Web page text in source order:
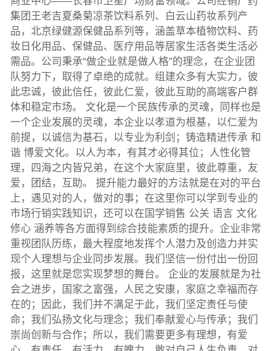
集团王老吉夏桑菊凉茶饮料系列、白云山药妆系列产
品，北京绿健源保健品系列等，涵盖草本植物饮料、药
妆日化用品、保健品、医疗用品等居家生活各类生活必
需品。公司秉承“做企业就是做人格”的理念，在企业团
队努力下，取得了卓绝的成就。组建众多有大实力，彼
此忠诚，彼此信任，彼此仁爱，彼此互助的高端客户群
体和稳定市场。 文化是一个民族传承的灵魂，同样也是
一个企业发展的灵魂，本企业以孝道为根基，以仁爱为
前提，以诚信为基石，以专业为利剑；铸造精进传承 和
谐 博爱文化。以人为本，有其才必得其位；人性化管
理，四海之内皆兄弟，在这个大家庭里，彼此尊重，友
爱，团结，互助。 提升能力最好的方法就是在对的平台
上，遇见对的人，做对的事；在这里你可以学到专业的
市场行销实践知识，还可以在国学销售 公关 语言 文化
修心 涵养等各方面得到综合技能素质的提升。企业非常
重视团队历练，最大程度地发挥个人潜力及创造力并实
现个人理想与企业同步发展。我们坚信一份付出一份回
报，这里就是您实现梦想的舞台。 企业的发展就是为社
会之进步，国家之富强，人民之安康，家庭之幸福而存
在的；因此，我们并不满足于此，我们坚定责任与使
命；我们弘扬文化与理念；我们奉献爱心与传承；我们
崇尚创新与合作；所以，我们需要更多有理想，有爱